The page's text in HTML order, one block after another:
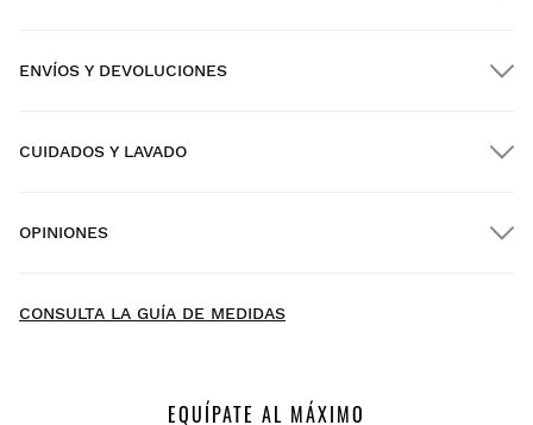
ENVÍOS Y DEVOLUCIONES
Envío a domicilio desde $300.00
CUIDADOS Y LAVADO
OPINIONES
Basado en 182 opiniones
CONSULTA LA GUÍA DE MEDIDAS
EQUÍPATE AL MÁXIMO